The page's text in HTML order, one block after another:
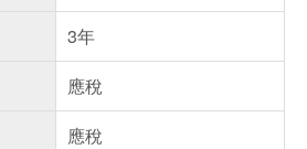
3年
應稅
應稅